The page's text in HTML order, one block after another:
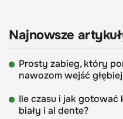
Najnowsze
Prosty zabieg, który
nawozom wejść głębiej
Ile czasu i jak gotować
biały i al dente?